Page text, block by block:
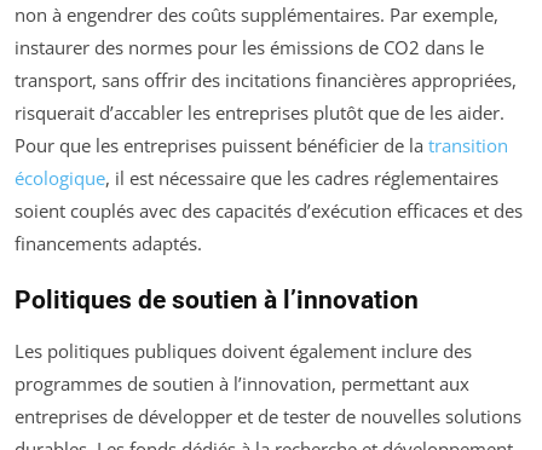
non à engendrer des coûts supplémentaires. Par exemple,
instaurer des normes pour les émissions de CO2 dans le
transport, sans offrir des incitations financières appropriées,
risquerait d’accabler les entreprises plutôt que de les aider.
Pour que les entreprises puissent bénéficier de la transition
écologique, il est nécessaire que les cadres réglementaires
soient couplés avec des capacités d’exécution efficaces et des
financements adaptés.
Politiques de soutien à l’innovation
Les politiques publiques doivent également inclure des
programmes de soutien à l’innovation, permettant aux
entreprises de développer et de tester de nouvelles solutions